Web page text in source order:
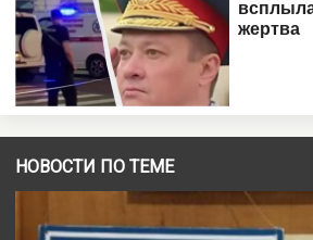
НОВОСТИ ПО ТЕМЕ